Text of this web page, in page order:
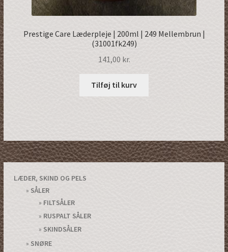
Prestige Care Læderpleje | 200ml | 249 Mellembrun |
(31001fk249)
141,00 kr.
Tilføj til kurv
LÆDER, SKIND OG PELS
SÅLER
FILTSÅLER
RUSPALT SÅLER
SKINDSÅLER
SNØRE